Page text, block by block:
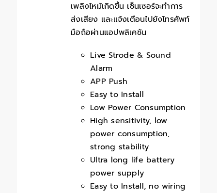
เพลิงไหม้เกิดขึ้น เซ็นเซอร์จะทำการ
ส่งเสียง และแจ้งเตือนไปยังโทรศัพท์
มือถือผ่านแอปพลิเคชัน
Live Strode & Sound
Alarm
APP Push
Easy to Install
Low Power Consumption
High sensitivity, low
power consumption,
strong stability
Ultra long life battery
power supply
Easy to Install, no wiring